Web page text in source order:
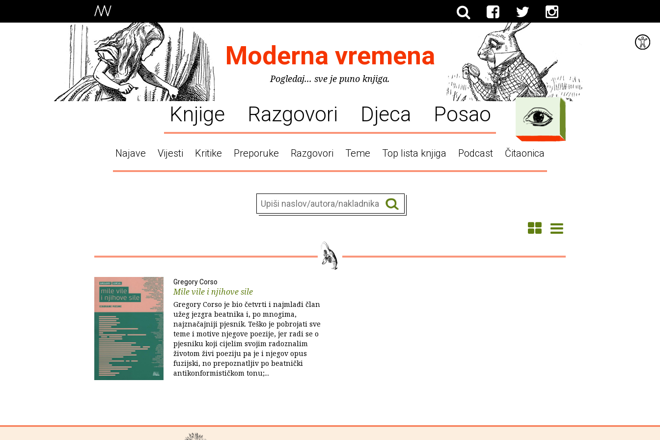
Moderna vremena
Pogledaj... sve je puno knjiga.
Knjige Razgovori Djeca Posao
Najave Vijesti Kritike Preporuke Razgovori Teme Top lista knjiga Podcast Čitaonica
Gregory Corso
Mile vile i njihove sile
Gregory Corso je bio četvrti i najmlađi član
užeg jezgra beatnika i, po mnogima,
najznačajniji pjesnik. Teško je pobrojati sve
teme i motive njegove poezije, jer radi se o
pjesniku koji cijelim svojim radoznalim
životom živi poeziju pa je i njegov opus
fuzijski, no prepoznatljiv po beatnički
antikonformističkom tonu;...